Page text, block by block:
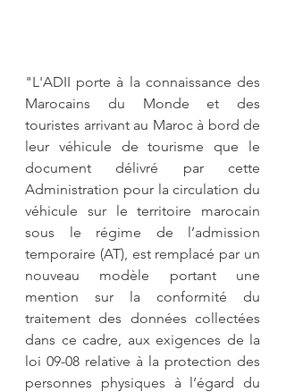
"L'ADII porte à la connaissance des
Marocains du Monde et des
touristes arrivant au Maroc à bord de
leur véhicule de tourisme que le
document délivré par cette
Administration pour la circulation du
véhicule sur le territoire marocain
sous le régime de l’admission
temporaire (AT), est remplacé par un
nouveau modèle portant une
mention sur la conformité du
traitement des données collectées
dans ce cadre, aux exigences de la
loi 09-08 relative à la protection des
personnes physiques à l’égard du